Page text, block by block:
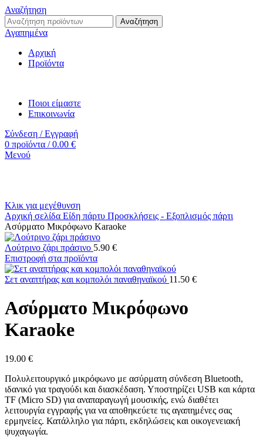
Αναζήτηση
Αναζήτηση
Αγαπημένα
Αρχική
Προϊόντα
Ποιοι είμαστε
Επικοινωνία
Σύνδεση / Εγγραφή
0 προϊόντα / 0.00 €
Μενού
Κλικ για μεγέθυνση
Αρχική σελίδα Είδη πάρτυ Προσκλήσεις - Εξοπλισμός πάρτι
Ασύρματο Μικρόφωνο Karaoke
Λούτρινο ζάρι πράσινο 5.90 €
Επιστροφή στα προϊόντα
Σετ αναπτήρας και κομπολόι παναθηναϊκού 11.50 €
Ασύρματο Μικρόφωνο
Karaoke
19.00 €
Πολυλειτουργικό μικρόφωνο με ασύρματη σύνδεση Bluetooth,
ιδανικό για τραγούδι και διασκέδαση. Υποστηρίζει USB και κάρτα
TF (Micro SD) για αναπαραγωγή μουσικής, ενώ διαθέτει
λειτουργία εγγραφής για να αποθηκεύετε τις αγαπημένες σας
ερμηνείες. Κατάλληλο για πάρτι, εκδηλώσεις και οικογενειακή
ψυχαγωγία.